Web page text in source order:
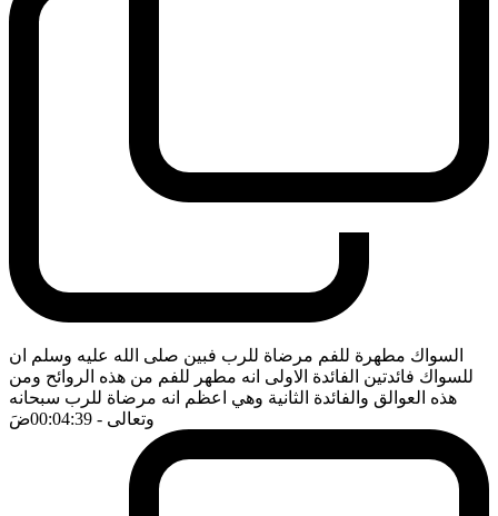
السواك مطهرة للفم مرضاة للرب فبين صلى الله عليه وسلم ان
للسواك فائدتين الفائدة الاولى انه مطهر للفم من هذه الروائح ومن
هذه العوالق والفائدة الثانية وهي اعظم انه مرضاة للرب سبحانه
وتعالى - 00:04:39 ضَ